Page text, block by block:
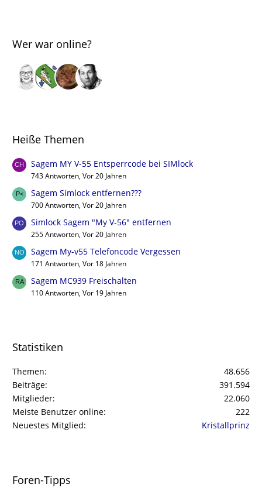
Wer war online?
Heiße Themen
Sagem MY V-55 Entsperrcode bei SIMlock
743 Antworten, Vor 20 Jahren
Sagem Simlock entfernen???
700 Antworten, Vor 20 Jahren
Simlock Sagem "My V-56" entfernen
255 Antworten, Vor 20 Jahren
Sagem My-v55 Telefoncode Vergessen
171 Antworten, Vor 18 Jahren
Sagem MC939 Freischalten
110 Antworten, Vor 19 Jahren
Statistiken
Themen
48.656
Beiträge
391.594
Mitglieder
22.060
Meiste Benutzer online
222
Neuestes Mitglied
Kristallprinz
Foren-Tipps